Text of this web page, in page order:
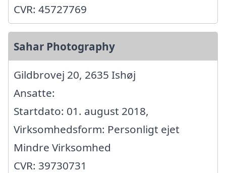
CVR: 45727769
Sahar Photography
Gildbrovej 20, 2635 Ishøj
Ansatte:
Startdato: 01. august 2018,
Virksomhedsform: Personligt ejet
Mindre Virksomhed
CVR: 39730731